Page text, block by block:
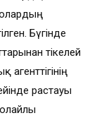
олардың
Бүгінде
тікелей
агенттігінің
растауы